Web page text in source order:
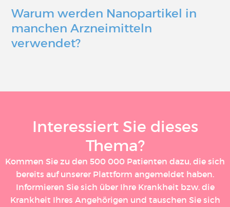
Warum werden Nanopartikel in
manchen Arzneimitteln
verwendet?
Interessiert Sie dieses
Thema?
Kommen Sie zu den 500 000 Patienten dazu, die sich
bereits auf unserer Plattform angemeldet haben.
Informieren Sie sich über Ihre Krankheit bzw. die
Krankheit Ihres Angehörigen und tauschen Sie sich